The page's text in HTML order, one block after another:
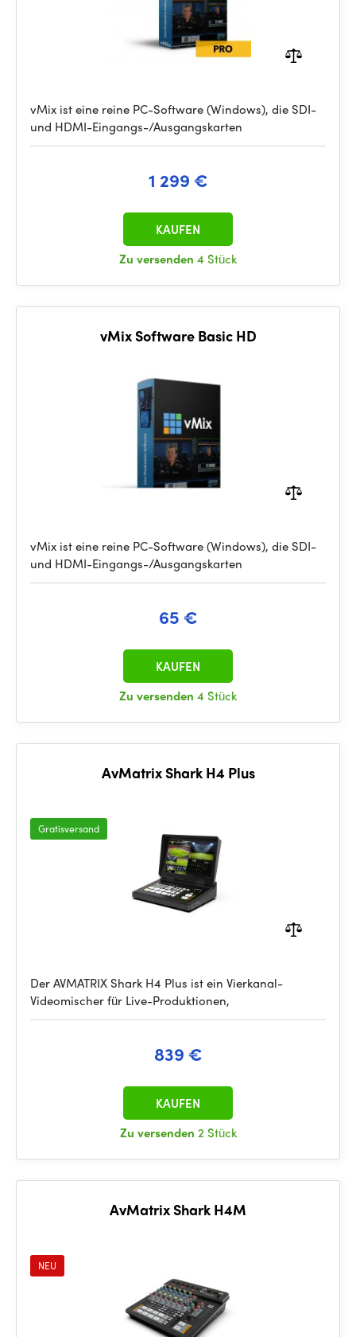
vMix ist eine reine PC-Software (Windows), die SDI-
und HDMI-Eingangs-/Ausgangskarten
1 299 €
Zu versenden 4 Stück
KAUFEN
vMix Software Basic HD
vMix ist eine reine PC-Software (Windows), die SDI-
und HDMI-Eingangs-/Ausgangskarten
65 €
Zu versenden 4 Stück
KAUFEN
AvMatrix Shark H4 Plus
Gratisversand
Der AVMATRIX Shark H4 Plus ist ein Vierkanal-
Videomischer für Live-Produktionen,
839 €
Zu versenden 2 Stück
KAUFEN
AvMatrix Shark H4M
NEU